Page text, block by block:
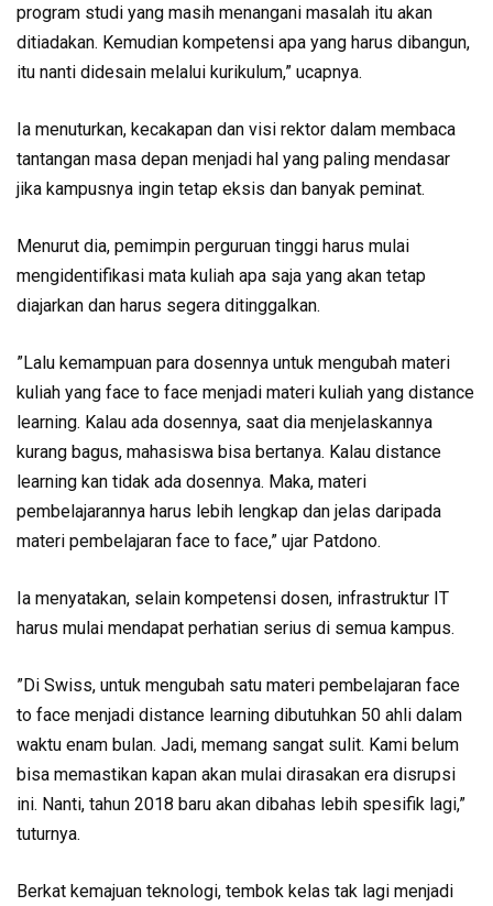
program studi yang masih menangani masalah itu akan
ditiadakan. Kemudian kompetensi apa yang harus dibangun,
itu nanti didesain melalui kurikulum,” ucapnya.
Ia menuturkan, kecakapan dan visi rektor dalam membaca
tantangan masa depan menjadi hal yang paling mendasar
jika kampusnya ingin tetap eksis dan banyak peminat.
Menurut dia, pemimpin perguruan tinggi harus mulai
mengidentifikasi mata kuliah apa saja yang akan tetap
diajarkan dan harus segera ditinggalkan.
”Lalu kemampuan para dosennya untuk mengubah materi
kuliah yang face to face menjadi materi kuliah yang distance
learning. Kalau ada dosennya, saat dia menjelaskannya
kurang bagus, mahasiswa bisa bertanya. Kalau distance
learning kan tidak ada dosennya. Maka, materi
pembelajarannya harus lebih lengkap dan jelas daripada
materi pembelajaran face to face,” ujar Patdono.
Ia menyatakan, selain kompetensi dosen, infrastruktur IT
harus mulai mendapat perhatian serius di semua kampus.
”Di Swiss, untuk mengubah satu materi pembelajaran face
to face menjadi distance learning dibutuhkan 50 ahli dalam
waktu enam bulan. Jadi, memang sangat sulit. Kami belum
bisa memastikan kapan akan mulai dirasakan era disrupsi
ini. Nanti, tahun 2018 baru akan dibahas lebih spesifik lagi,”
tuturnya.
Berkat kemajuan teknologi, tembok kelas tak lagi menjadi